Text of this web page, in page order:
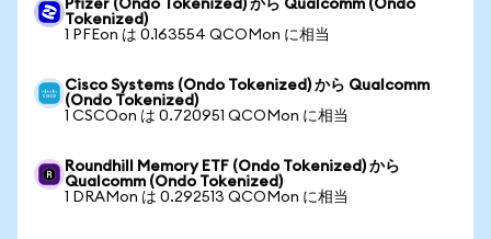
Pfizer (Ondo Tokenized) から Qualcomm (Ondo
Tokenized)
1 PFEon は 0.163554 QCOMon に相当
Cisco Systems (Ondo Tokenized) から Qualcomm
(Ondo Tokenized)
1 CSCOon は 0.720951 QCOMon に相当
Roundhill Memory ETF (Ondo Tokenized) から
Qualcomm (Ondo Tokenized)
1 DRAMon は 0.292513 QCOMon に相当